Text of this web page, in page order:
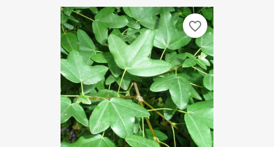
favorite_border